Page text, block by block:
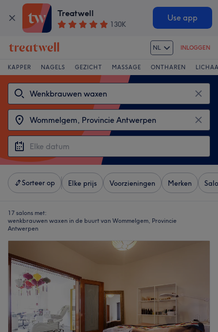
Treatwell
130K
Use app
NL INLOGGEN
KAPPER NAGELS GEZICHT MASSAGE ONTHAREN
Sorteer op Elke prijs Voorzieningen Merken
17 salons met:
wenkbrauwen waxen in de buurt van Wommelgem, Provincie
Antwerpen